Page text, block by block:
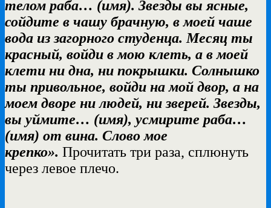
телом раба… (имя). Звезды вы ясные,
сойдите в чашу брачную, в моей чаше
вода из загорного студенца. Месяц ты
красный, войди в мою клеть, а в моей
клети ни дна, ни покрышки. Солнышко
ты привольное, войди на мой двор, а на
моем дворе ни людей, ни зверей. Звезды,
вы уймите… (имя), усмирите раба…
(имя) от вина. Слово мое
крепко». Прочитать три раза, сплюнуть
через левое плечо.